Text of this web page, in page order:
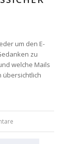
um den E-
zu
welche Mails
übersichtlich